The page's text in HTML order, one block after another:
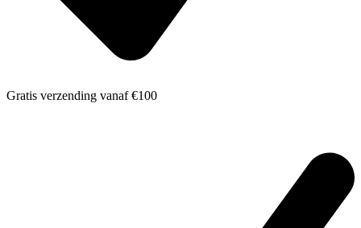
Gratis verzending vanaf €100